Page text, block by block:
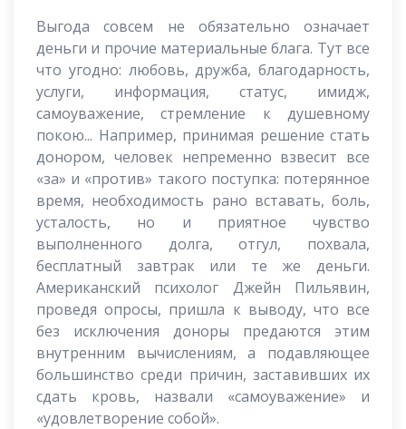
Выгода совсем не обязательно означает
деньги и прочие материальные блага. Тут все
что угодно: любовь, дружба, благодарность,
услуги, информация, статус, имидж,
самоуважение, стремление к душевному
покою... Например, принимая решение стать
донором, человек непременно взвесит все
«за» и «против» такого поступка: потерянное
время, необходимость рано вставать, боль,
усталость, но и приятное чувство
выполненного долга, отгул, похвала,
бесплатный завтрак или те же деньги.
Американский психолог Джейн Пильявин,
проведя опросы, пришла к выводу, что все
без исключения доноры предаются этим
внутренним вычислениям, а подавляющее
большинство среди причин, заставивших их
сдать кровь, назвали «самоуважение» и
«удовлетворение собой».